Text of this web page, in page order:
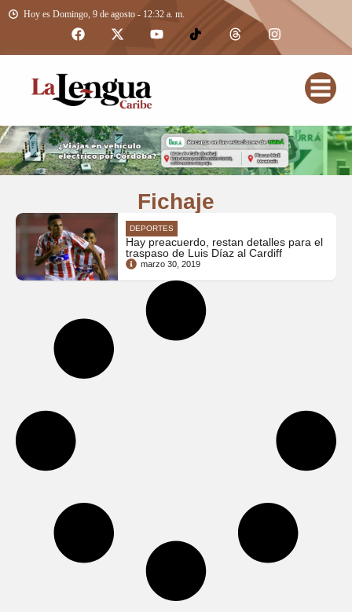
Hoy es Domingo, 9 de agosto - 12:32 a. m.
Fichaje
DEPORTES
Hay preacuerdo, restan detalles para el
traspaso de Luis Díaz al Cardiff
marzo 30, 2019